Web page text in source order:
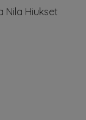
Nila Hiukset